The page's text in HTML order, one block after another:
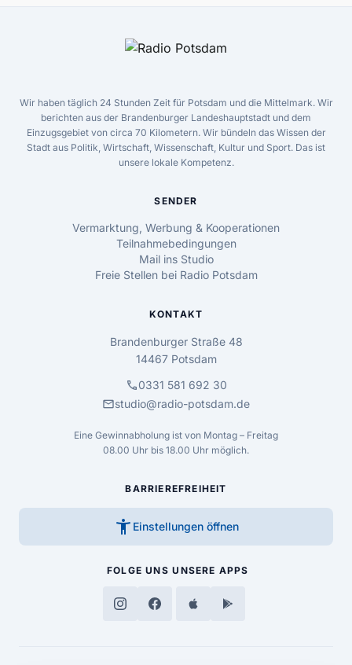
Wir haben täglich 24 Stunden Zeit für Potsdam und die Mittelmark. Wir
berichten aus der Brandenburger Landeshauptstadt und dem
Einzugsgebiet von circa 70 Kilometern. Wir bündeln das Wissen der
Stadt aus Politik, Wirtschaft, Wissenschaft, Kultur und Sport. Das ist
unsere lokale Kompetenz.
SENDER
Vermarktung, Werbung & Kooperationen
Teilnahmebedingungen
Mail ins Studio
Freie Stellen bei Radio Potsdam
KONTAKT
Brandenburger Straße 48
14467 Potsdam
call0331 581 692 30
mailstudio@radio-potsdam.de
Eine Gewinnabholung ist von Montag – Freitag
08.00 Uhr bis 18.00 Uhr möglich.
BARRIEREFREIHEIT
accessibility_new Einstellungen öffnen
FOLGE UNS UNSERE APPS